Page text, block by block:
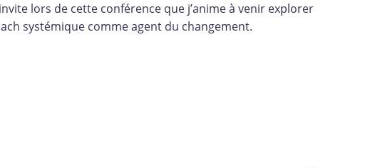
lors de cette conférence que j’anime à venir explorer
systémique comme agent du changement.